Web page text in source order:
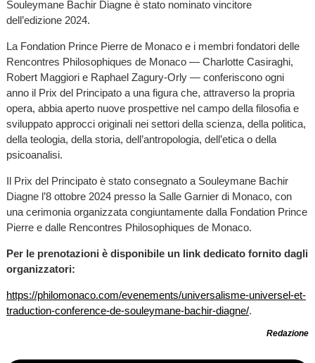
Souleymane Bachir Diagne è stato nominato vincitore
dell’edizione 2024.
La Fondation Prince Pierre de Monaco e i membri fondatori delle
Rencontres Philosophiques de Monaco — Charlotte Casiraghi,
Robert Maggiori e Raphael Zagury-Orly — conferiscono ogni
anno il Prix del Principato a una figura che, attraverso la propria
opera, abbia aperto nuove prospettive nel campo della filosofia e
sviluppato approcci originali nei settori della scienza, della politica,
della teologia, della storia, dell’antropologia, dell’etica o della
psicoanalisi.
Il Prix del Principato è stato consegnato a Souleymane Bachir
Diagne l’8 ottobre 2024 presso la Salle Garnier di Monaco, con
una cerimonia organizzata congiuntamente dalla Fondation Prince
Pierre e dalle Rencontres Philosophiques de Monaco.
Per le prenotazioni è disponibile un link dedicato fornito dagli
organizzatori:
https://philomonaco.com/evenements/universalisme-universel-et-
traduction-conference-de-souleymane-bachir-diagne/.
Redazione